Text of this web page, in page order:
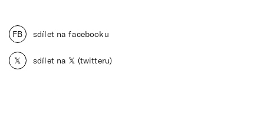
FB sdílet na facebooku
𝕏 sdílet na 𝕏 (twitteru)